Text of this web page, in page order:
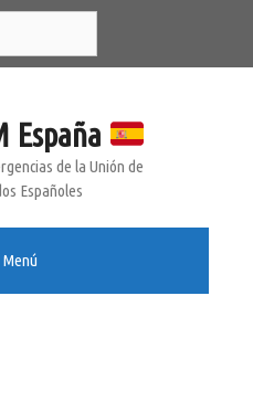
España
de la Unión de
Españoles
Menú